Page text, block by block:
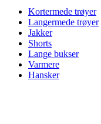
Kortermede trøyer
Langermede trøyer
Jakker
Shorts
Lange bukser
Varmere
Hansker